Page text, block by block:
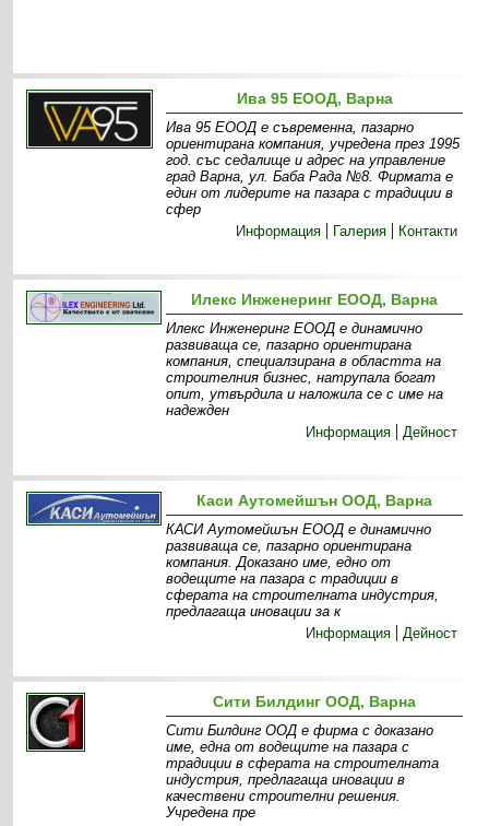
Ива 95 ЕООД, Варна
Ива 95 ЕООД е съвременна, пазарно
ориентирана компания, учредена през 1995
год. със седалище и адрес на управление
град Варна, ул. Баба Рада №8. Фирмата е
един от лидерите на пазара с традиции в
сфер
Информация
Галерия Контакти
Илекс Инженеринг ЕООД, Варна
Илекс Инженеринг ЕООД е динамично
развиваща се, пазарно ориентирана
компания, специалзирана в областта на
строителния бизнес, натрупала богат
опит, утвърдила и наложила се с име на
надежден
Информация
Дейност
Каси Аутомейшън ООД, Варна
КАСИ Аутомейшън ЕООД е динамично
развиваща се, пазарно ориентирана
компания. Доказано име, едно от
водещите на пазара с традиции в
сферата на строителната индустрия,
предлагаща иновации за к
Информация
Дейност
Сити Билдинг ООД, Варна
Сити Билдинг ООД е фирма с доказано
име, една от водещите на пазара с
традиции в сферата на строителната
индустрия, предлагаща иновации в
качествени строителни решения.
Учредена пре